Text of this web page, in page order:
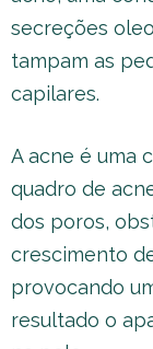
secreções
tampam as
capilares.
A acne é uma
quadro de
dos poros,
crescimento
provocando
resultado o